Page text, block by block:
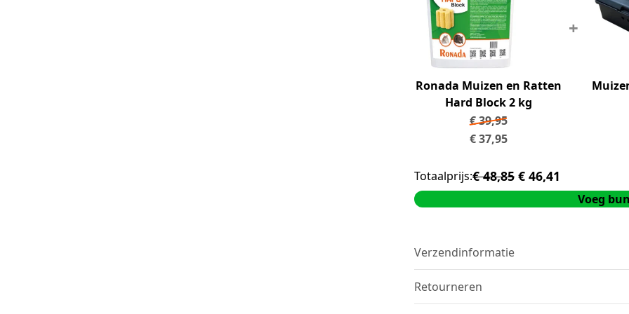
Ronada Muizen en Ratten
Hard Block 2 kg
€39,95
€37,95
+
Totaalprijs:€ 48,85 € 46,41
Voeg
Verzendinformatie
We verzenden metDHL. Op voorraad?
Gratis verzending:
Opties:tijdvak,avondlevering,afhalen
Retourneren
Retourneren kan binnen14 werkdagen na